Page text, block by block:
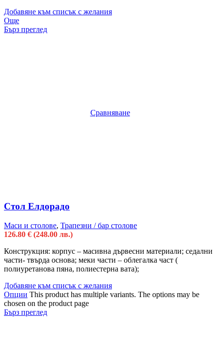
Добавяне към списък с желания
Още
Бърз преглед
Сравняване
Стол Елдорадо
Маси и столове, Трапезни / бар столове
126.80 € (248.00 лв.)
Конструкция: корпус – масивна дървесни материали; седални
части- твърда основа; меки части – облегалка част (
полиуретанова пяна, полиестерна вата);
Добавяне към списък с желания
Опции This product has multiple variants. The options may be
chosen on the product page
Бърз преглед